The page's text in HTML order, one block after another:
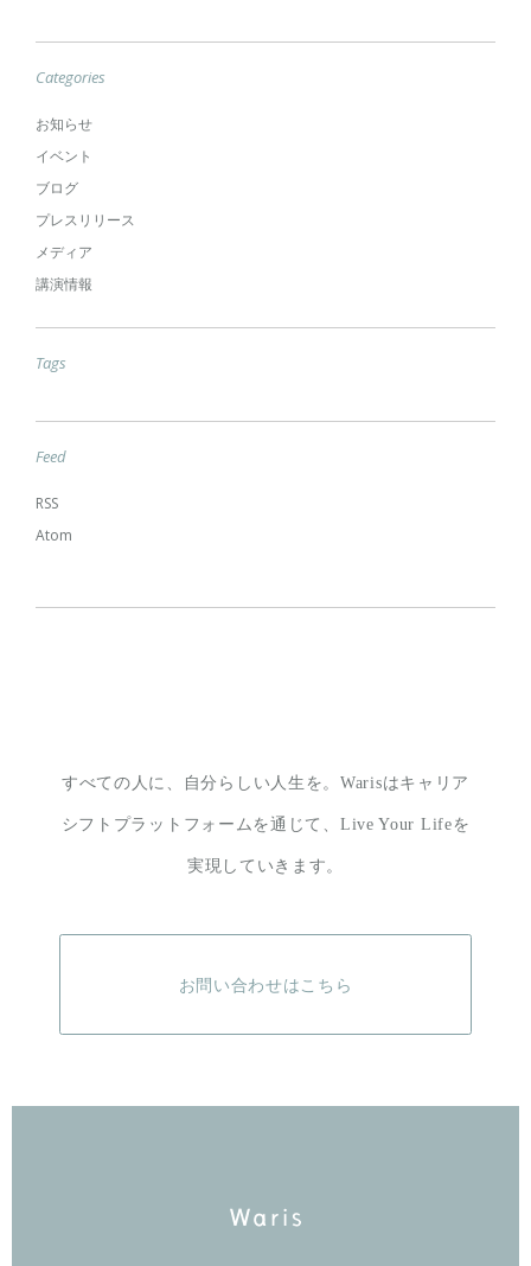
Categories
お知らせ
イベント
ブログ
プレスリリース
メディア
講演情報
Tags
Feed
RSS
Atom
すべての人に、自分らしい人生を。Warisはキャリア
シフトプラットフォームを通じて、 Live Your Lifeを
実現していきます。
お問い合わせはこちら